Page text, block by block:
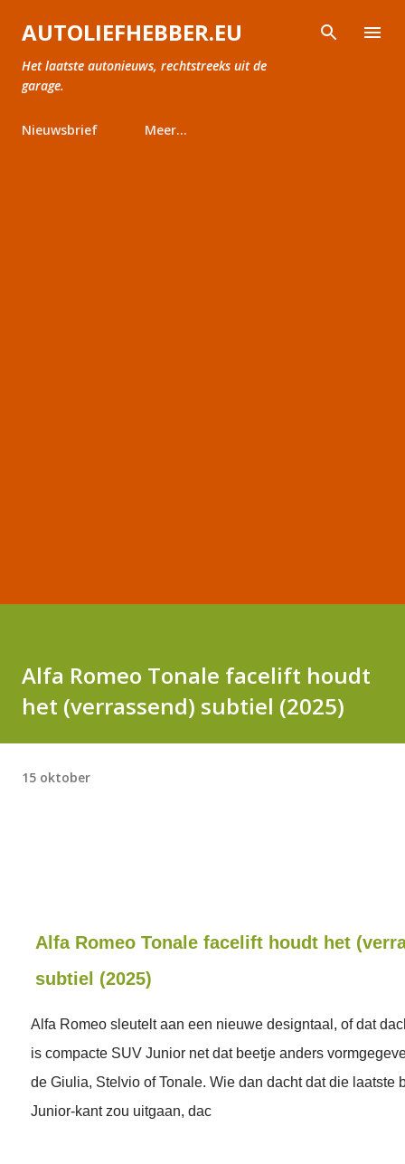
Doorgaan naar hoofdcontent
AUTOLIEFHEBBER.EU
Het laatste autonieuws, rechtstreeks uit de
garage.
Nieuwsbrief Meer…
Alfa Romeo Tonale facelift houdt
het (verrassend) subtiel (2025)
15 oktober
Alfa Romeo Tonale facelift houdt het
subtiel (2025)
Alfa Romeo sleutelt aan een nieuwe designtaal, of dat
is compacte SUV Junior net dat beetje anders
de Giulia, Stelvio of Tonale. Wie dan dacht dat die laatste
Junior-kant zou uitgaan, dac